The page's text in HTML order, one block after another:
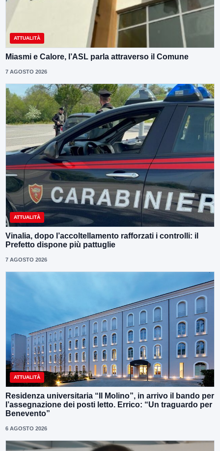
ATTUALITÀ
Miasmi e Calore, l’ASL parla attraverso il Comune
7 AGOSTO 2026
ATTUALITÀ
Vinalia, dopo l’accoltellamento rafforzati i controlli: il
Prefetto dispone più pattuglie
7 AGOSTO 2026
ATTUALITÀ
Residenza universitaria “Il Molino”, in arrivo il bando per
l’assegnazione dei posti letto. Errico: “Un traguardo per
Benevento”
6 AGOSTO 2026